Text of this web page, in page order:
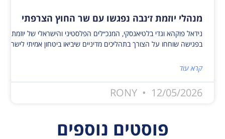
מנהלי יוזמת ז׳נבה נפגשו עם שר החוץ הצרפתי
נידאל פוקהא וגדי בלטיאנסקי, המנכ״לים הפלסטיני והישראלי של יוזמת
בפגישה שוחחו על הצורך בתהליכים מדיניים שיביאו ביטחון אמיתי
קרא עוד
RONY 12/05/2026
פוסטים נוספים